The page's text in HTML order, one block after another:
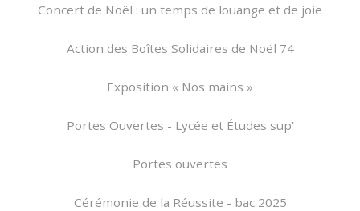
Concert de Noël : un temps de louange et de joie
Action des Boîtes Solidaires de Noël 74
Exposition « Nos mains »
Portes Ouvertes - Lycée et Études sup'
Portes ouvertes
Cérémonie de la Réussite - bac 2025